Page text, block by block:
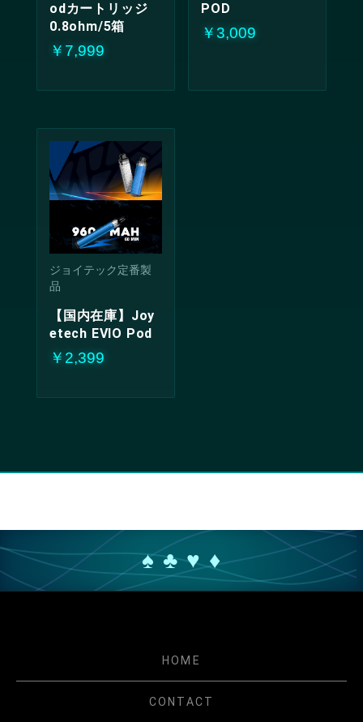
odカートリッジ
0.8ohm/5箱
￥7,999
POD
￥3,009
ジョイテック定番製
品
【国内在庫】Joy
etech EVIO Pod
￥2,399
♠ ♣ ♥ ♦
HOME
CONTACT